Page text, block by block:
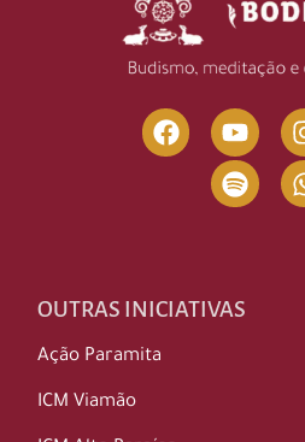
OUTRAS INICIATIVAS
Ação Paramita
ICM Viamão